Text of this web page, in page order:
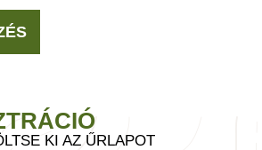
KI AZ ŰRLAPOT